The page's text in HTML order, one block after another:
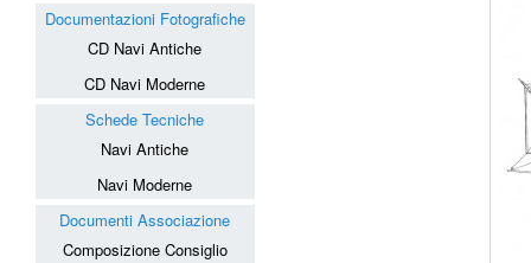
Documentazioni Fotografiche
CD Navi Antiche
CD Navi Moderne
Schede Tecniche
Navi Antiche
Navi Moderne
Documenti Associazione
Composizione Consiglio